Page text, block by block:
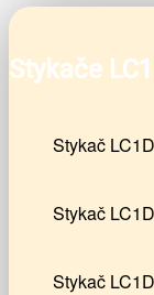
Stykače
Stykač
Stykač
Stykač